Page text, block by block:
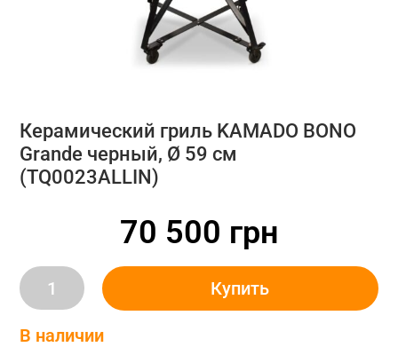
Керамический гриль KAMADO BONO
Grande черный, Ø 59 cм
(TQ0023ALLIN)
70 500 грн
Керамический
гриль
KAMADO
Купить
В наличии